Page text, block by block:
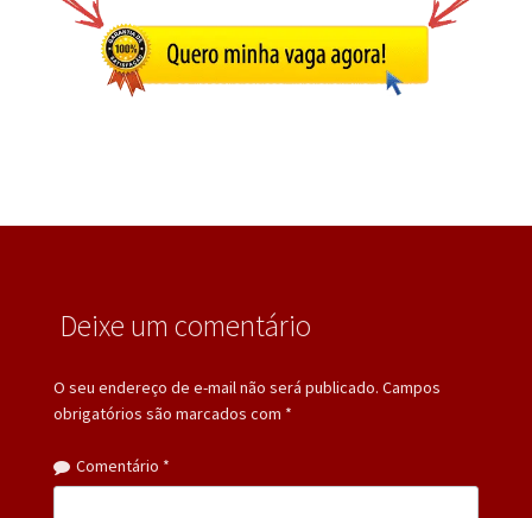
Deixe um comentário
O seu endereço de e-mail não será publicado. Campos
obrigatórios são marcados com *
Comentário *